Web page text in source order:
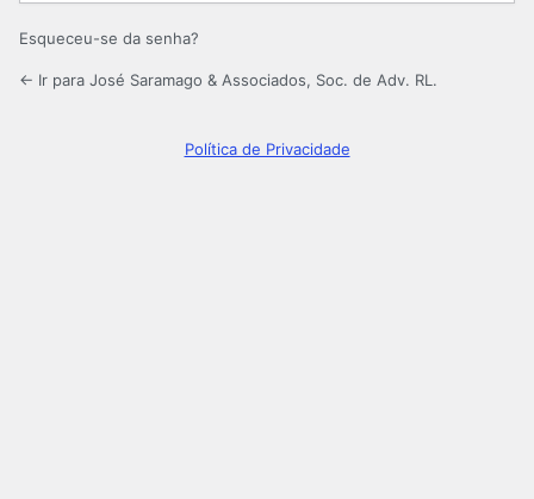
Esqueceu-se da senha?
← Ir para José Saramago & Associados, Soc. de Adv. RL.
Política de Privacidade